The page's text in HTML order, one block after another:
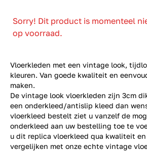
Vloerkleden met een vintage look,
kleuren. Van goede kwaliteit en
maken.
De vintage look vloerkleden zijn 3cm
een onderkleed/antislip kleed dan
vloerkleed bestelt ziet u vanzelf de
onderkleed aan uw bestelling toe te
u dit replica vloerkleed qua kwaliteit
vergelijken met onze echte vintage
Sorry! Dit product is momenteel
op voorraad.